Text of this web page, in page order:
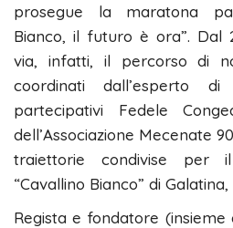
prosegue la maratona
Bianco, il futuro è ora”. Dal
via, infatti, il percorso di
coordinati dall’esperto
partecipativi Fedele
dell’Associazione Mecenate
traiettorie condivise per
“Cavallino Bianco” di
Regista e fondatore (insieme